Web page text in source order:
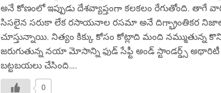
అనే కోణంలో ఇప్పుడు దేశవ్యాప్తంగా కలకలం రేగుతోంది. తాగే
సిసలైన సరుకా లేక రసాయనాల రసమా అనే దిగ్భ్రాంతికర
చూస్తున్నాయి. నిత్యం కిక్కు కోసం కోట్లాది మంది నమ్ముతున్న
జరుగుతున్న నయా మోసాన్ని ఫుడ్ సేఫ్టీ అండ్ స్టాండర్డ్స్
బట్టబయలు చేసింది….
0